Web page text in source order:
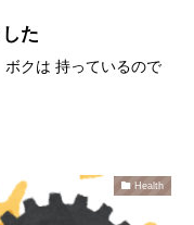
た
クは 持っているので
Health